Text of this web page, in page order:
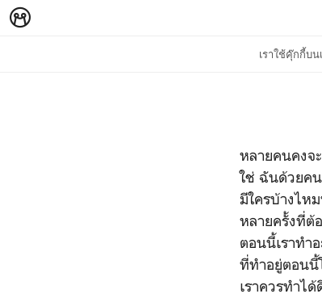
เราใช้คุ๊กกี้บ
หลายคนคงจ
ใช่ ฉันด้วยค
มีใครบ้างไห
หลายครั้งที่ต้
ตอนนี้เราทำอ
ที่ทำอยู่ตอนนี้
เราควรทำไ